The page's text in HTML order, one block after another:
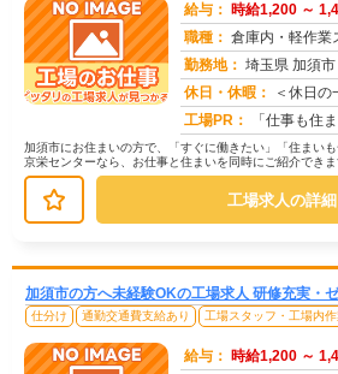
給与： 時給1,200 ～
職種： 倉庫内・軽作業
勤務地： 埼玉県 加須市
休日・休暇：
＜休日の一例＞〈勤務形態〉2交
工場PR：
「仕事も住まいも、まとめて解決したい！
加須市にお住まいの方で、「すぐに働きたい」「住まい
京栄センターなら、お仕事と住まいを同時にご紹介でき
の？」→ 製造・組立・検査・軽作業な...
工場求人の詳
加須市の方へ未経験OKの工場求人 研修充実・
仕分け 通勤交通費支給あり 工場スタッフ・工場内
給与： 時給1,200 ～